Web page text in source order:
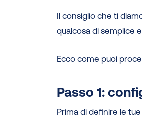
Il consiglio che ti
qualcosa di semplice
Ecco come puoi
Passo 1:
Prima di definire le